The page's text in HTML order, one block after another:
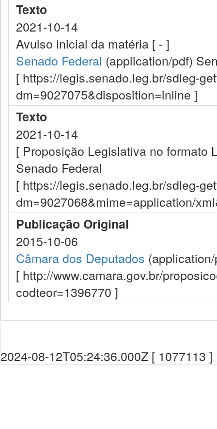
Texto
2021-10-14
Avulso inicial da matéria [ - ]
Senado Federal (application/pdf)
[ https://legis.senado.leg.br/sdleg-
dm=9027075&disposition=inline ]
Texto
2021-10-14
[ Proposição Legislativa no formato
Senado Federal
[ https://legis.senado.leg.br/sdleg-
dm=9027068&mime=application/
Publicação Original
2015-10-06
Câmara dos Deputados
[ http://www.camara.gov.br/
codteor=1396770 ]
2024-08-12T05:24:36.000Z [ 1077113 ]